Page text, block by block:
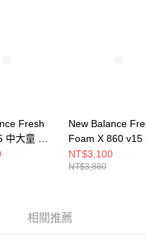
Fresh
大童 休
W
New Balance
Foam X 860 v15
步鞋 M86057G-
NT$3,100
NT$3,880
相關推薦